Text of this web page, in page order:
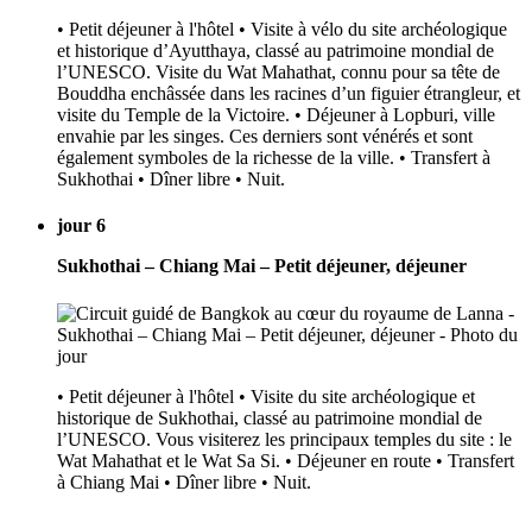
• Petit déjeuner à l'hôtel • Visite à vélo du site archéologique
et historique d’Ayutthaya, classé au patrimoine mondial de
l’UNESCO. Visite du Wat Mahathat, connu pour sa tête de
Bouddha enchâssée dans les racines d’un figuier étrangleur, et
visite du Temple de la Victoire. • Déjeuner à Lopburi, ville
envahie par les singes. Ces derniers sont vénérés et sont
également symboles de la richesse de la ville. • Transfert à
Sukhothai • Dîner libre • Nuit.
jour 6
Sukhothai – Chiang Mai – Petit déjeuner, déjeuner
• Petit déjeuner à l'hôtel • Visite du site archéologique et
historique de Sukhothai, classé au patrimoine mondial de
l’UNESCO. Vous visiterez les principaux temples du site : le
Wat Mahathat et le Wat Sa Si. • Déjeuner en route • Transfert
à Chiang Mai • Dîner libre • Nuit.